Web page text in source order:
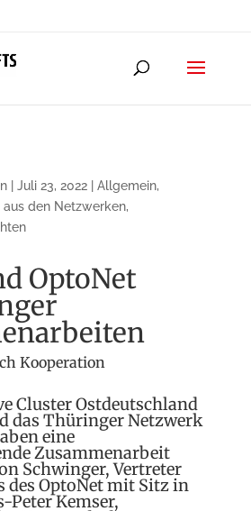
| Juli 23, 2022| Allgemein,
aus den Netzwerken,
OptoNet
Kooperation
Cluster Ostdeutschland
das Thüringer Netzwerk
eine
Zusammenarbeit
Schwinger, Vertreter
des OptoNet mit Sitz in
Peter Kemser,